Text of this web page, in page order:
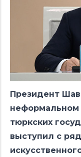
Президент
неформальном
тюркских
выступил с